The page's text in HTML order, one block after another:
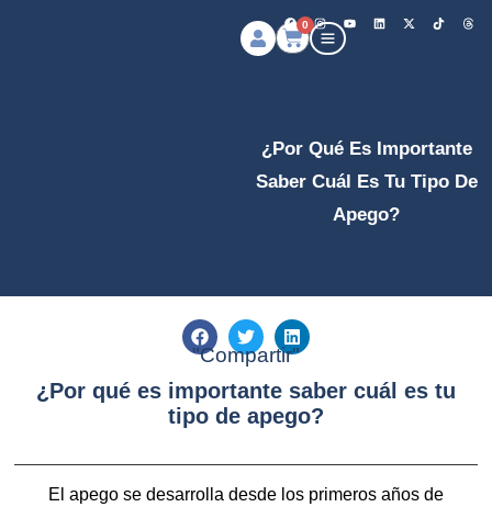
0
¿Por Qué Es Importante
Saber Cuál Es Tu Tipo De
Apego?
"Compartir"
¿Por qué es importante saber cuál es tu
tipo de apego?
El apego se desarrolla desde los primeros años de